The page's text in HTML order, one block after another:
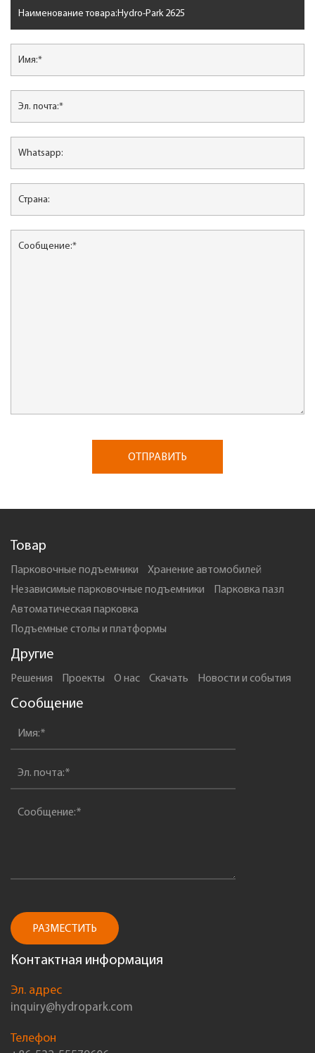
ОТПРАВИТЬ
Товар
Парковочные подъемники
Xранение автомобилей
Независимые парковочные подъемники
Парковка пазл
Автоматическая парковка
Подъемные столы и платформы
Другие
Решения Проекты О нас Скачать Новости и события
Сообщение
РАЗМЕСТИТЬ
Контактная информация
Эл. адрес
inquiry@hydropark.com
Телефон